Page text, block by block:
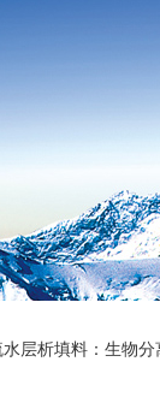
水层析填料：生物分